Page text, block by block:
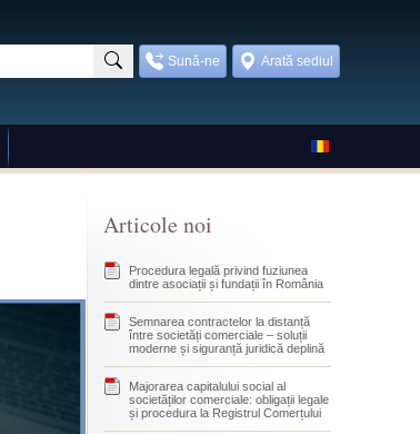
Arată sediul
Sună-ne
Articole noi
Procedura legală privind fuziunea
dintre asociații și fundații în România
Semnarea contractelor la distanță
între societăți comerciale – soluții
moderne și siguranță juridică deplină
Majorarea capitalului social al
societăților comerciale: obligații legale
și procedura la Registrul Comerțului